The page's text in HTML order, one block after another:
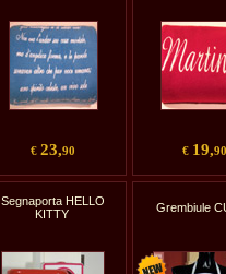
€ 23,90 € 19,90
Segnaporta HELLO
KITTY
Grembiule